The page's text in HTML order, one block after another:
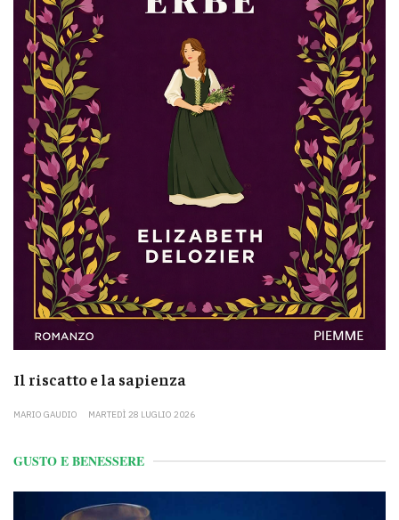
Il riscatto e la sapienza
MARIO GAUDIO MARTEDÌ 28 LUGLIO 2026
GUSTO E BENESSERE